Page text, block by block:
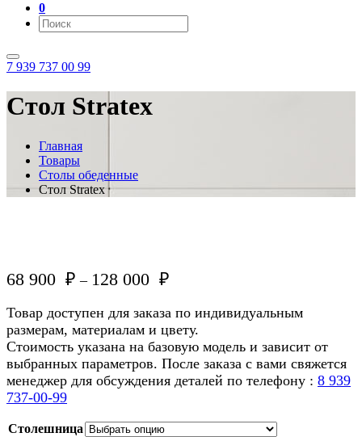
0
7 939 737 00 99
Стол Stratex
Главная
Товары
Столы обеденные
Стол Stratex
68 900 ₽ – 128 000 ₽
Товар доступен для заказа по индивидуальным
размерам, материалам и цвету.
Стоимость указана на базовую модель и зависит от
выбранных параметров. После заказа с вами свяжется
менеджер для обсуждения деталей по телефону : 8 939
737-00-99
Столешница